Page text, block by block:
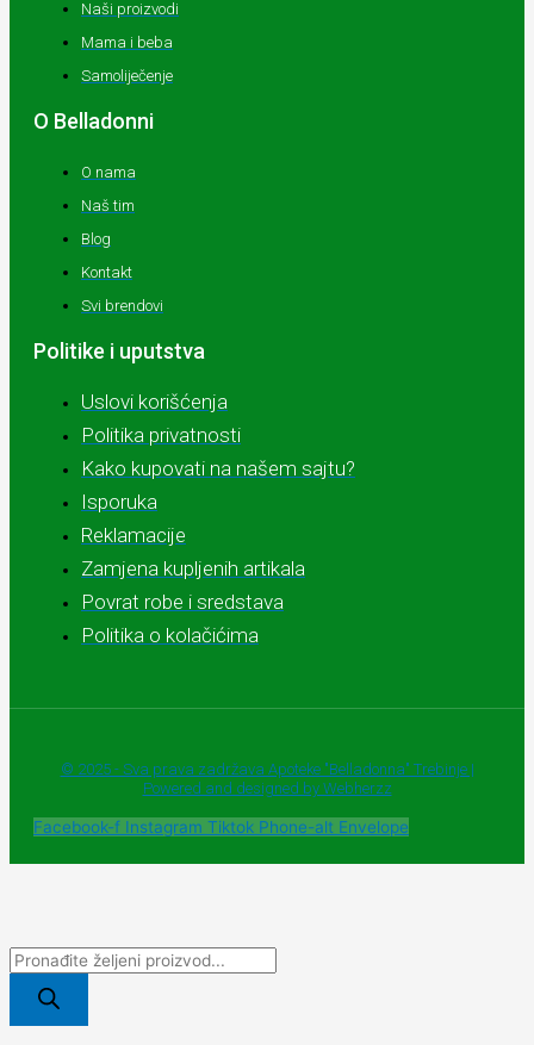
Naši proizvodi
Mama i beba
Samoliječenje
O Belladonni
O nama
Naš tim
Blog
Kontakt
Svi brendovi
Politike i uputstva
Uslovi korišćenja
Politika privatnosti
Kako kupovati na našem sajtu?
Isporuka
Reklamacije
Zamjena kupljenih artikala
Povrat robe i sredstava
Politika o kolačićima
© 2025 - Sva prava zadržava Apoteke "Belladonna" Trebinje |
Powered and designed by Webherzz
Facebook-f Instagram Tiktok Phone-alt Envelope